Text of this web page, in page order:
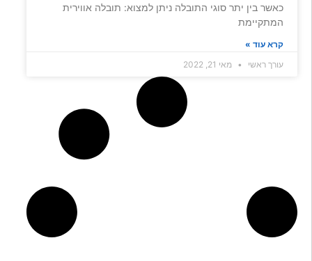
כאשר בין יתר סוגי התובלה ניתן למצוא: תובלה אווירית
המתקיימת
קרא עוד »
עורך ראשי
מאי 21, 2022